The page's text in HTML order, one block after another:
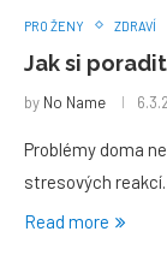
PRO ŽENY ZDRAVÍ
Jak si
by No Name
Problémy doma
stresových reakcí.
Read more